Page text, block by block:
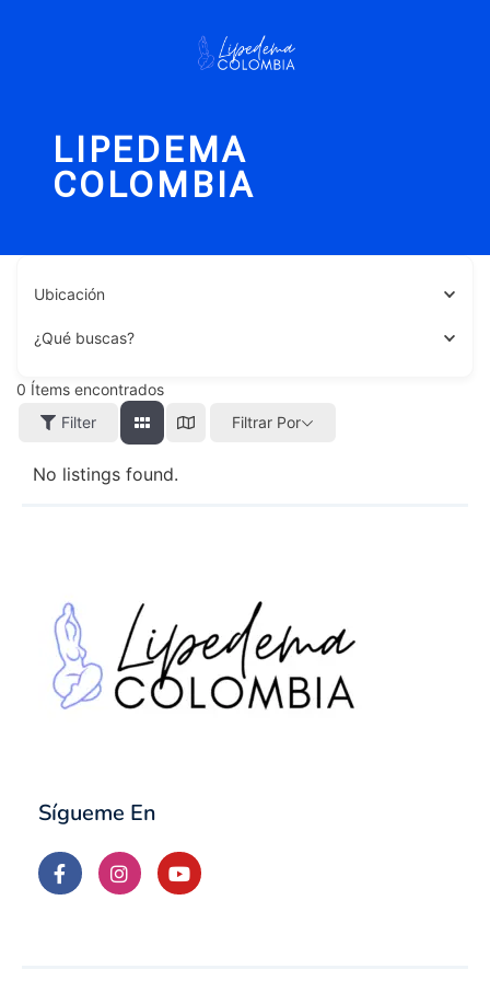
LIPEDEMA
COLOMBIA
Ubicación
¿Qué buscas?
0 Ítems encontrados
Filter
Filtrar Por
No listings found.
Sígueme En